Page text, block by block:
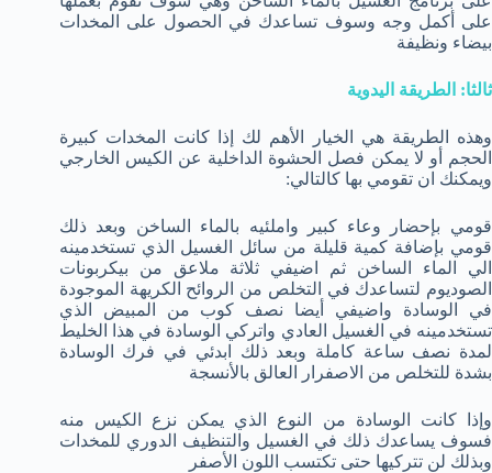
على أكمل وجه وسوف تساعدك في الحصول على المخدات
بيضاء ونظيفة
ثالثا: الطريقة اليدوية
وهذه الطريقة هي الخيار الأهم لك إذا كانت المخدات كبيرة
الحجم أو لا يمكن فصل الحشوة الداخلية عن الكيس الخارجي
ويمكنك ان تقومي بها كالتالي:
قومي بإحضار وعاء كبير واملئيه بالماء الساخن وبعد ذلك
قومي بإضافة كمية قليلة من سائل الغسيل الذي تستخدمينه
الي الماء الساخن ثم اضيفي ثلاثة ملاعق من بيكربونات
الصوديوم لتساعدك في التخلص من الروائح الكريهة الموجودة
في الوسادة واضيفي أيضا نصف كوب من المبيض الذي
تستخدمينه في الغسيل العادي واتركي الوسادة في هذا الخليط
لمدة نصف ساعة كاملة وبعد ذلك ابدئي في فرك الوسادة
بشدة للتخلص من الاصفرار العالق بالأنسجة
وإذا كانت الوسادة من النوع الذي يمكن نزع الكيس منه
فسوف يساعدك ذلك في الغسيل والتنظيف الدوري للمخدات
وبذلك لن تتركيها حتى تكتسب اللون الأصفر